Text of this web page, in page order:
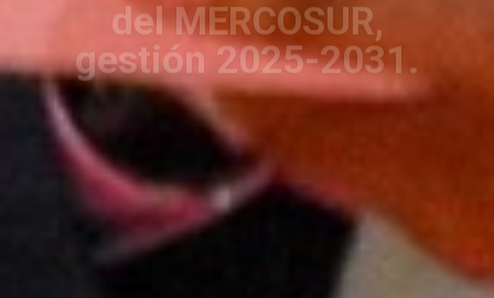
gestión 2025-2031.